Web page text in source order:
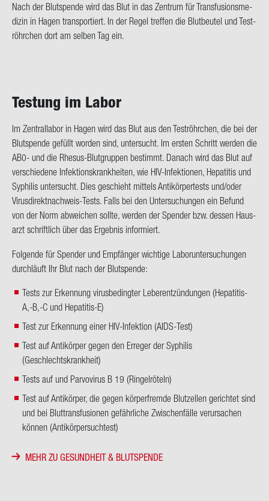
Nach der Blut­spen­de wird das Blut in das Zen­trum für Trans­fu­si­ons­me­
di­zin in Hagen trans­por­tiert. In der Regel tref­fen die Blut­beu­tel und Test­
röhr­chen dort am sel­ben Tag ein.
Tes­tung im Labor
Im Zen­tral­la­bor in Hagen wird das Blut aus den Test­röhr­chen, die bei der
Blut­spen­de ge­füllt wor­den sind, un­ter­sucht. Im ers­ten Schritt wer­den die
AB0- und die Rhesus-​Blutgruppen be­stimmt. Da­nach wird das Blut auf
ver­schie­de­ne In­fek­ti­ons­krank­hei­ten, wie HIV-​Infektionen, He­pa­ti­tis und
Sy­phi­lis un­ter­sucht. Dies ge­schieht mit­tels An­ti­kör­per­tests und/oder
Virusdirektnachweis-​Tests. Falls bei den Un­ter­su­chun­gen ein Be­fund
von der Norm ab­wei­chen soll­te, wer­den der Spen­der bzw. des­sen Haus­
arzt schrift­lich über das Er­geb­nis in­for­miert.
Fol­gen­de für Spen­der und Emp­fän­ger wich­ti­ge La­bor­un­ter­su­chun­gen
durch­läuft Ihr Blut nach der Blut­spen­de:
Tests zur Erkennung virusbedingter Leberentzündungen (Hepatitis-
A,-B,-C und Hepatitis-E)
Test zur Erkennung einer HIV-Infektion (AIDS-Test)
Test auf Antikörper gegen den Erreger der Syphilis
(Geschlechtskrankheit)
Tests auf und Parvovirus B 19 (Ringelröteln)
Test auf Antikörper, die gegen körperfremde Blutzellen gerichtet sind
und bei Bluttransfusionen gefährliche Zwischenfälle verursachen
können (Antikörpersuchtest)
MEHR ZU GESUNDHEIT & BLUTSPENDE